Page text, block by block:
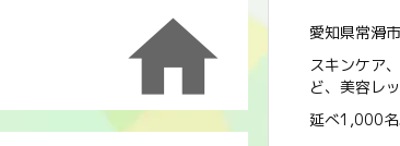

愛知県常滑
スキンケア
ど、美容レ
延べ1,000名